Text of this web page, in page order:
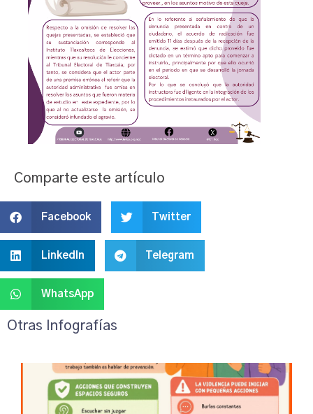
Comparte este artículo
Facebook Twitter
LinkedIn Telegram
WhatsApp
Otras Infografías